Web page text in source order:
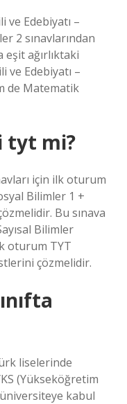
Edebiyatı –
2 sınavlarından
ağırlıktaki
Edebiyatı –
de Matematik
tyt mi?
için ilk oturum
Bilimler 1 +
Bu sınava
Bilimler
oturum TYT
çözmelidir.
liselerinde
(Yükseköğretim
üniversiteye kabul